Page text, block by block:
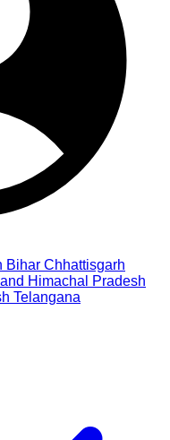
Bihar Chhattisgarh
Himachal Pradesh
Telangana